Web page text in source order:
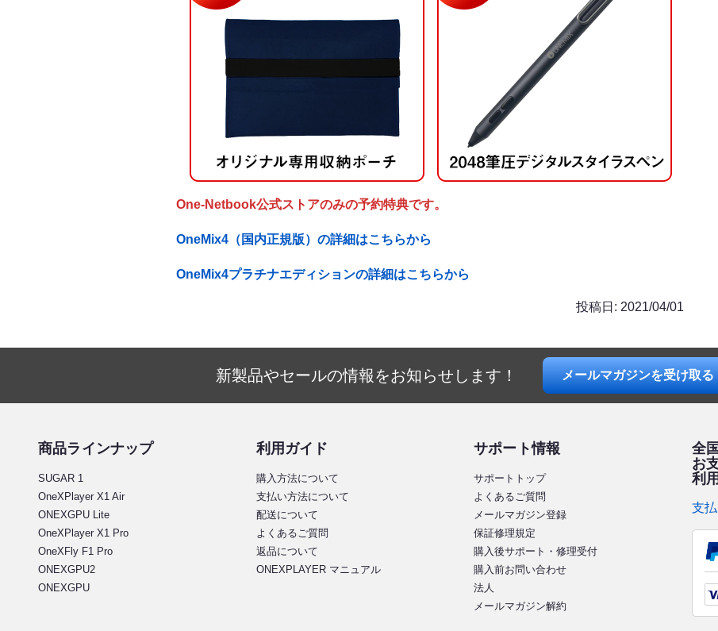
One-Netbook公式ストアのみの予約特典です。
OneMix4（国内正規版）の詳細はこちらから
OneMix4プラチナエディションの詳細はこちらから
投稿日: 2021/04/01
新製品やセールの情報をお知らせします！ メールマガジンを受け取る
商品ラインナップ
SUGAR 1
OneXPlayer X1 Air
ONEXGPU Lite
OneXPlayer X1 Pro
OneXFly F1 Pro
ONEXGPU2
ONEXGPU
利用ガイド
購入方法について
支払い方法について
配送について
よくあるご質問
返品について
ONEXPLAYER マニュアル
サポート情報
サポートトップ
よくあるご質問
メールマガジン登録
保証修理規定
購入後サポート・修理受付
購入前お問い合わせ
法人
メールマガジン解約
全
お
利
支